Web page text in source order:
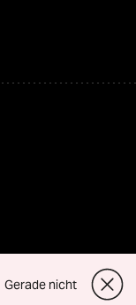
Gerade nicht